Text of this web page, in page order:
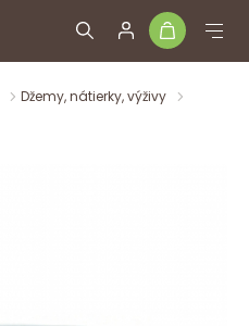
Džemy, nátierky, výživy